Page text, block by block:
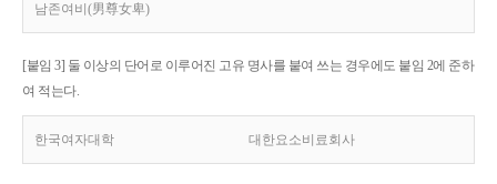
남존여비(男尊女卑)
[붙임 3] 둘 이상의 단어로 이루어진 고유 명사를 붙여 쓰는 경우에도 붙임 2에 준하
여 적는다.
한국여자대학 대한요소비료회사